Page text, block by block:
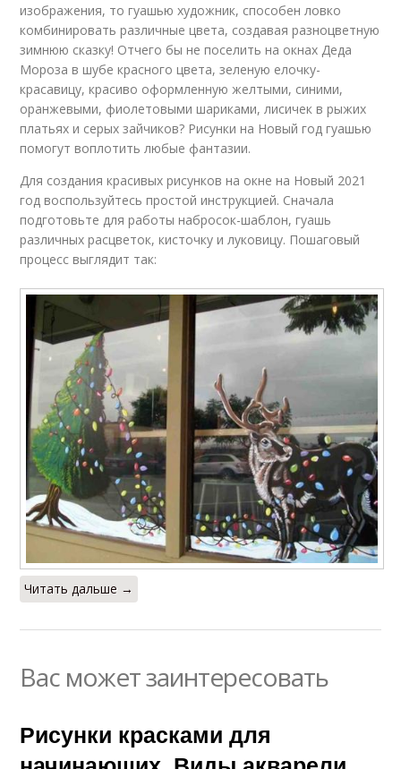
изображения, то гуашью художник, способен ловко
комбинировать различные цвета, создавая разноцветную
зимнюю сказку! Отчего бы не поселить на окнах Деда
Мороза в шубе красного цвета, зеленую елочку-
красавицу, красиво оформленную желтыми, синими,
оранжевыми, фиолетовыми шариками, лисичек в рыжих
платьях и серых зайчиков? Рисунки на Новый год гуашью
помогут воплотить любые фантазии.
Для создания красивых рисунков на окне на Новый 2021
год воспользуйтесь простой инструкцией. Сначала
подготовьте для работы набросок-шаблон, гуашь
различных расцветок, кисточку и луковицу. Пошаговый
процесс выглядит так:
Читать дальше →
Вас может заинтересовать
Рисунки красками для